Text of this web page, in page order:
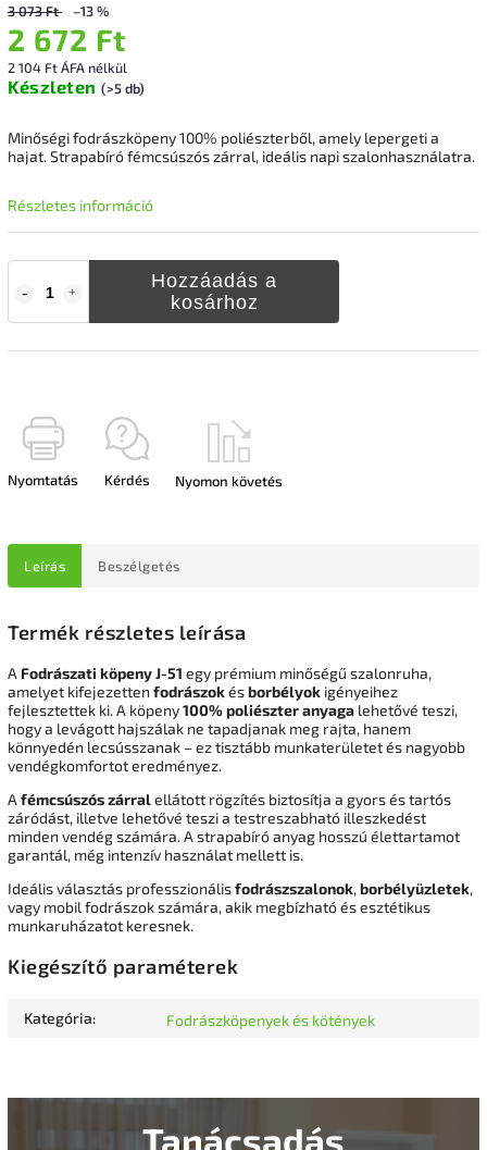
3 073 Ft –13 %
2 672 Ft
2 104 Ft ÁFA nélkül
Készleten (>5 db)
Hozzáadás a
kosárhoz
Minőségi fodrászköpeny 100% poliészterből, amely lepergeti a
hajat. Strapabíró fémcsúszós zárral, ideális napi szalonhasználatra.
Részletes információ
Nyomtatás Kérdés Nyomon követés
Leírás Beszélgetés
Termék részletes leírása
A Fodrászati köpeny J-51 egy prémium minőségű szalonruha,
amelyet kifejezetten fodrászokésborbélyok igényeihez
fejlesztettek ki. A köpeny100% poliészter anyaga lehetővé teszi,
hogy a levágott hajszálak ne tapadjanak meg rajta, hanem
könnyedén lecsússzanak – ez tisztább munkaterületet és nagyobb
vendégkomfortot eredményez.
A fémcsúszós zárralellátott rögzítés biztosítja a gyors és tartós
záródást, illetve lehetővé teszi a testreszabható illeszkedést
minden vendég számára. A strapabíró anyag hosszú élettartamot
garantál, még intenzív használat mellett is.
Ideális választás professzionálisfodrászszalonok,borbélyüzletek,
vagy mobil fodrászok számára, akik megbízható és esztétikus
munkaruházatot keresnek.
Kiegészítő paraméterek
Kategória: Fodrászköpenyek és kötények
Tanácsadás